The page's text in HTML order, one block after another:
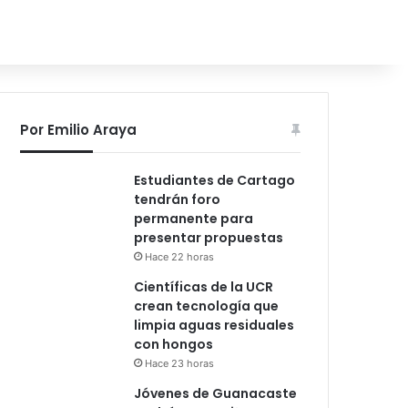
Por Emilio Araya
Estudiantes de Cartago
tendrán foro
permanente para
presentar propuestas
Hace 22 horas
Científicas de la UCR
crean tecnología que
limpia aguas residuales
con hongos
Hace 23 horas
Jóvenes de Guanacaste